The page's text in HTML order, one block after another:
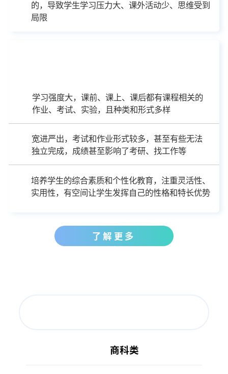
的，导致学生学习压力大、课外活动少、思维受到
局限
学习强度大，课前、课上、课后都有课程相关的
作业、考试、实验，且种类和形式多样
宽进严出，考试和作业形式较多，甚至有些无法
独立完成，成绩甚至影响了考研、找工作等
培养学生的综合素质和个性化教育，注重灵活性、
实用性，有空间让学生发挥自己的性格和特长优势
了解更多
商科类